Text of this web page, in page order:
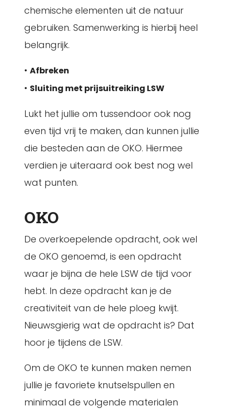
chemische elementen uit de natuur
gebruiken. Samenwerking is hierbij heel
belangrijk.
• Afbreken
• Sluiting met prijsuitreiking LSW
Lukt het jullie om tussendoor ook nog
even tijd vrij te maken, dan kunnen jullie
die besteden aan de OKO. Hiermee
verdien je uiteraard ook best nog wel
wat punten.
OKO
De overkoepelende opdracht, ook wel
de OKO genoemd, is een opdracht
waar je bijna de hele LSW de tijd voor
hebt. In deze opdracht kan je de
creativiteit van de hele ploeg kwijt.
Nieuwsgierig wat de opdracht is? Dat
hoor je tijdens de LSW.
Om de OKO te kunnen maken nemen
jullie je favoriete knutselspullen en
minimaal de volgende materialen